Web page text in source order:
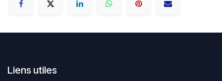
Liens utiles